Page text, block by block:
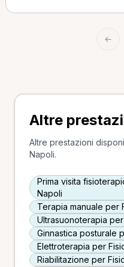
←
Altre
Altre prestazioni
Napoli.
Prima visita
Napoli
Terapia manuale per
Ultrasuonoterapia
Ginnastica posturale
Elettroterapia per
Riabilitazione per